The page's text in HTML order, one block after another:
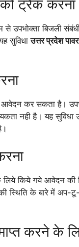
ट्रैक करना
बिजली
सुविधाउत्तर प्रदेश
कर सकता है।
नही है। यह सुविधा
लिये किये गये आवेदन की
स्थिति के बारे में अप-
करने के